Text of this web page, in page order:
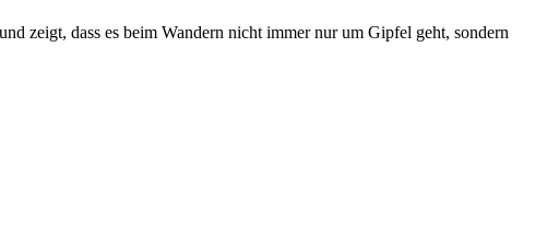
zeigt, dass es beim Wandern nicht immer nur um Gipfel geht, sondern